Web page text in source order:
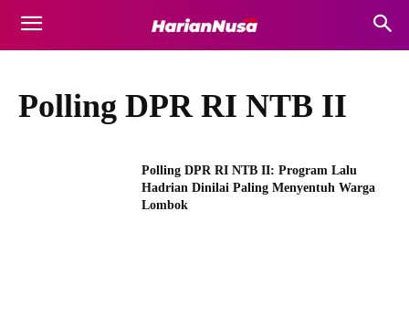
Polling DPR RI NTB II
Polling DPR RI NTB II: Program Lalu
Hadrian Dinilai Paling Menyentuh Warga
Lombok